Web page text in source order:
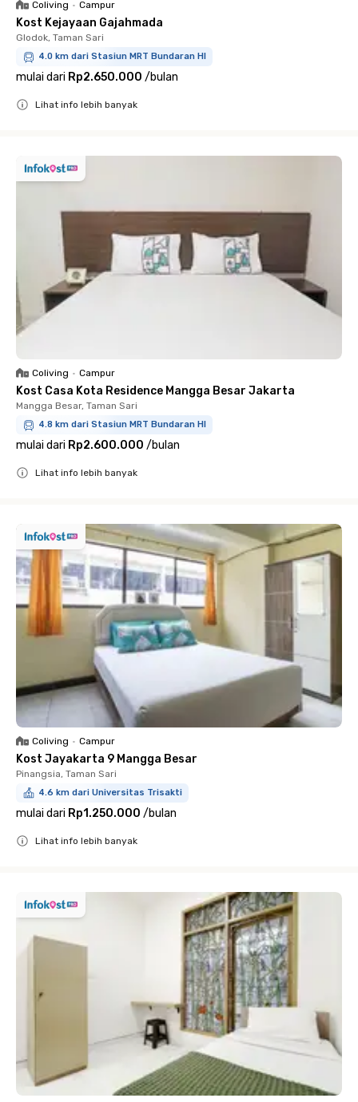
Coliving • Campur
Kost Kejayaan Gajahmada
Glodok, Taman Sari
4.0 km dari Stasiun MRT Bundaran HI
mulai dari Rp2.650.000 /bulan
Lihat info lebih banyak
Coliving • Campur
Kost Casa Kota Residence Mangga Besar Jakarta
Mangga Besar, Taman Sari
4.8 km dari Stasiun MRT Bundaran HI
mulai dari Rp2.600.000 /bulan
Lihat info lebih banyak
Coliving • Campur
Kost Jayakarta 9 Mangga Besar
Pinangsia, Taman Sari
4.6 km dari Universitas Trisakti
mulai dari Rp1.250.000 /bulan
Lihat info lebih banyak